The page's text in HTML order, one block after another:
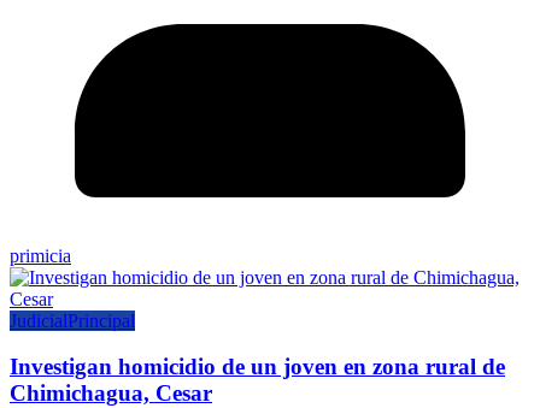
primicia
JudicialPrincipal
Investigan homicidio de un joven en zona rural de
Chimichagua, Cesar